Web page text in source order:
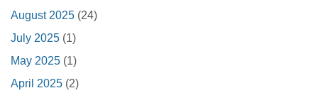
August 2025 (24)
July 2025 (1)
May 2025 (1)
April 2025 (2)